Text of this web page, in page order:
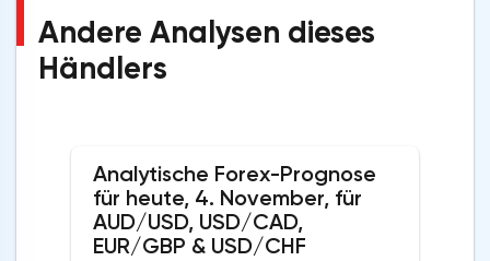
Andere Analysen dieses
Händlers
Analytische Forex-Prognose
für heute, 4. November, für
AUD/USD, USD/CAD,
EUR/GBP & USD/CHF